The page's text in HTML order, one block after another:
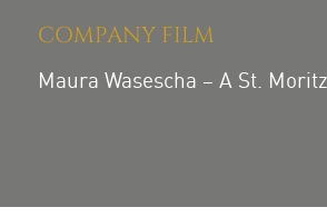
COMPANY FILM
Maura Wasescha – A St.